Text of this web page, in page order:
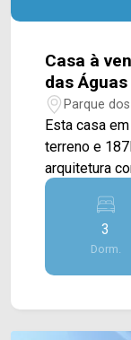
Casa à
das
Parque
Esta casa
terreno e
arquitetura
e uma
busca
A área
estar e sala
um ambiente
3
Dorm.